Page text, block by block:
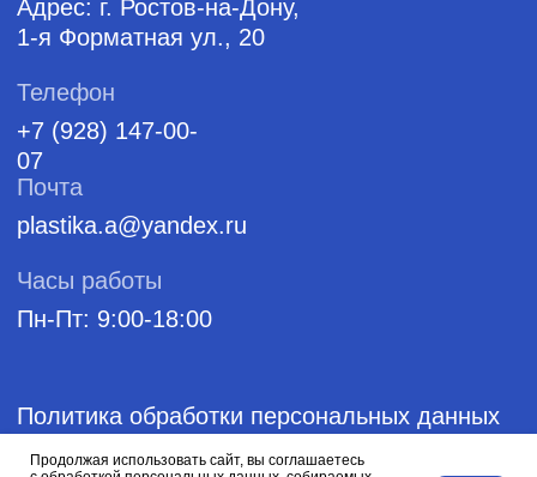
Продолжая использовать сайт, вы соглашаетесь